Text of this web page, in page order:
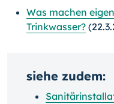
Was machen
Trinkwasser?
siehe zudem: